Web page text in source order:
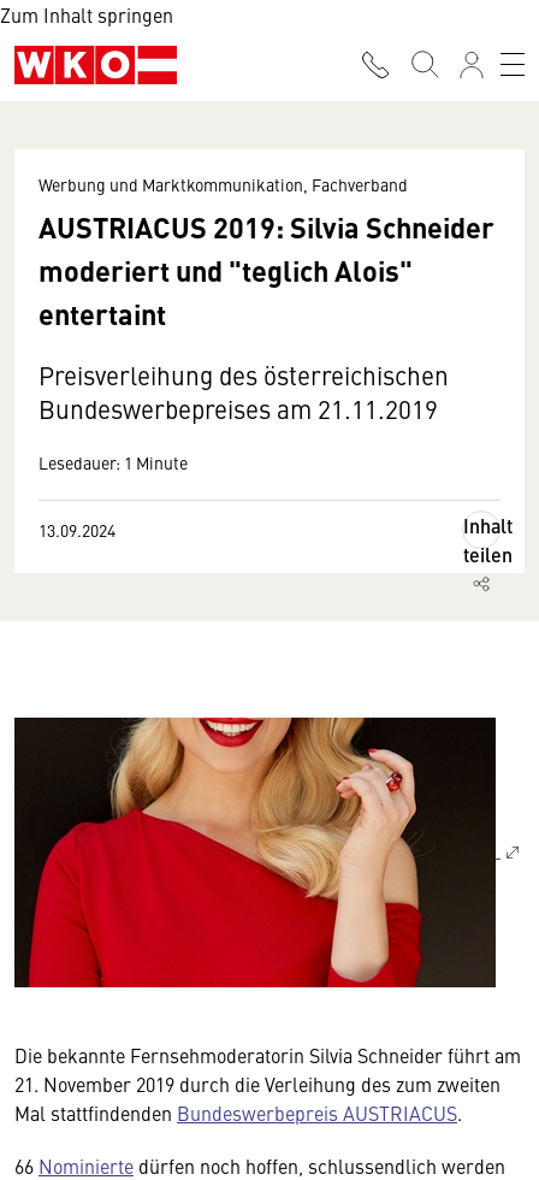
Zum Inhalt springen
Werbung und Marktkommunikation, Fachverband
AUSTRIACUS 2019: Silvia Schneider
moderiert und "teglich Alois"
entertaint
Preisverleihung des österreichischen
Bundeswerbepreises am 21.11.2019
Lesedauer: 1 Minute
13.09.2024
Inhalt
teilen
Die bekannte Fernsehmoderatorin Silvia Schneider führt am
21. November 2019 durch die Verleihung des zum zweiten
Mal stattfindenden Bundeswerbepreis AUSTRIACUS.
66 Nominierte dürfen noch hoffen, schlussendlich werden